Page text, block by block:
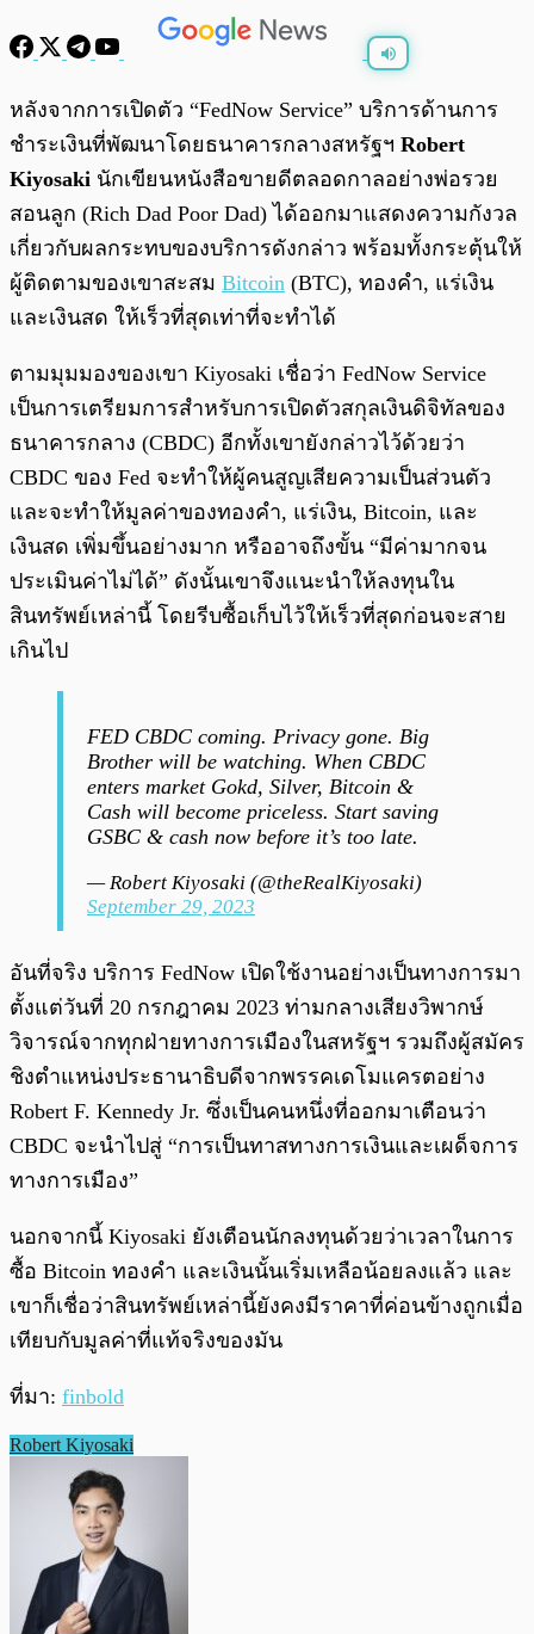
0:00/
หลังจากการเปิดตัว “FedNow Service” บริการด้านการ
ชำระเงินที่พัฒนาโดยธนาคารกลางสหรัฐฯ Robert
Kiyosaki นักเขียนหนังสือขายดีตลอดกาลอย่างพ่อรวย
สอนลูก (Rich Dad Poor Dad) ได้ออกมาแสดงความกังวล
เกี่ยวกับผลกระทบของบริการดังกล่าว พร้อมทั้งกระตุ้นให้
ผู้ติดตามของเขาสะสม Bitcoin (BTC), ทองคำ, แร่เงิน
และเงินสด ให้เร็วที่สุดเท่าที่จะทำได้
ตามมุมมองของเขา Kiyosaki เชื่อว่า FedNow Service
เป็นการเตรียมการสำหรับการเปิดตัวสกุลเงินดิจิทัลของ
ธนาคารกลาง (CBDC) อีกทั้งเขายังกล่าวไว้ด้วยว่า
CBDC ของ Fed จะทำให้ผู้คนสูญเสียความเป็นส่วนตัว
และจะทำให้มูลค่าของทองคำ, แร่เงิน, Bitcoin, และ
เงินสด เพิ่มขึ้นอย่างมาก หรืออาจถึงขั้น “มีค่ามากจน
ประเมินค่าไม่ได้” ดังนั้นเขาจึงแนะนำให้ลงทุนใน
สินทรัพย์เหล่านี้ โดยรีบซื้อเก็บไว้ให้เร็วที่สุดก่อนจะสาย
เกินไป
FED CBDC coming. Privacy gone. Big
Brother will be watching. When CBDC
enters market Gokd, Silver, Bitcoin &
Cash will become priceless. Start saving
GSBC & cash now before it’s too late.
— Robert Kiyosaki (@theRealKiyosaki)
September 29, 2023
อันที่จริง บริการ FedNow เปิดใช้งานอย่างเป็นทางการมา
ตั้งแต่วันที่ 20 กรกฎาคม 2023 ท่ามกลางเสียงวิพากษ์
วิจารณ์จากทุกฝ่ายทางการเมืองในสหรัฐฯ รวมถึงผู้สมัคร
ชิงตำแหน่งประธานาธิบดีจากพรรคเดโมแครตอย่าง
Robert F. Kennedy Jr. ซึ่งเป็นคนหนึ่งที่ออกมาเตือนว่า
CBDC จะนำไปสู่ “การเป็นทาสทางการเงินและเผด็จการ
ทางการเมือง”
นอกจากนี้ Kiyosaki ยังเตือนนักลงทุนด้วยว่าเวลาในการ
ซื้อ Bitcoin ทองคำ และเงินนั้นเริ่มเหลือน้อยลงแล้ว และ
เขาก็เชื่อว่าสินทรัพย์เหล่านี้ยังคงมีราคาที่ค่อนข้างถูกเมื่อ
เทียบกับมูลค่าที่แท้จริงของมัน
ที่มา: finbold
Robert Kiyosaki